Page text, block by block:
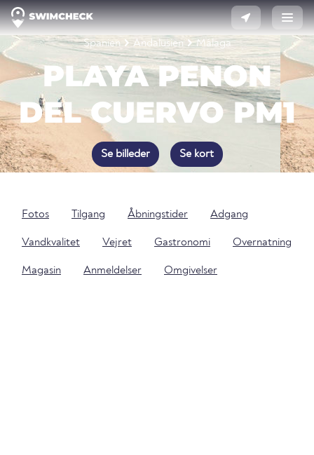
Spanien Andalusien Málaga
PLAYA PENON
DEL CUERVO PM1
Se billeder Se kort
Fotos Tilgang Åbningstider Adgang
Vandkvalitet Vejret Gastronomi Overnatning
Magasin Anmeldelser Omgivelser